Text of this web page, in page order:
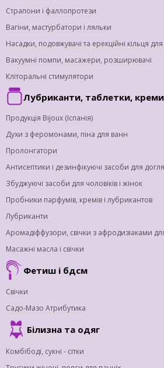
Страпони і фаллопротези
Вагіни, мастурбатори і ляльки
Насадки, подовжувачі та ерекційні кільця для
Вакуумні помпи, масажери, розширювачі
Кліторальні стимулятори
Лубриканти, таблетки, креми
Продукція Bijoux (Іспанія)
Духи з феромонами, піна для ванн
Пролонгатори
Антисептики і дезинфікуючі засоби для
Збуджуючі засоби для чоловіків і жінок
Пробники парфумів, кремів і лубрикантов
Лубриканти
Аромадіффузори, свічки з афродизіаками
Масажні масла і свічки
Фетиш і бдсм
Свічки
Садо-Мазо Атрибутика
Білизна та одяг
Комбібоді, сукні - сітки